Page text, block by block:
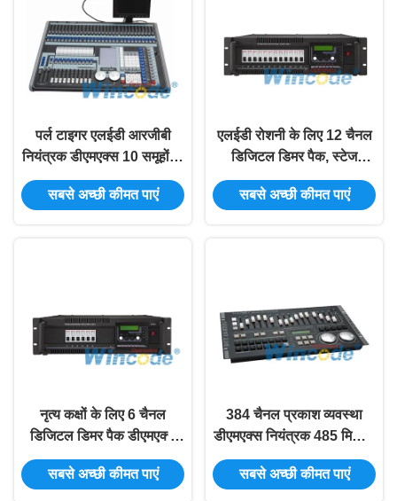
पर्ल टाइगर एलईडी आरजीबी
नियंत्रक डीएमएक्स 10 समूहों के
साथ प्लेबैक आसान संचालित करें
सबसे अच्छी कीमत पाएं
एलईडी रोशनी के लिए 12 चैनल
डिजिटल डिमर पैक, स्टेज
लाइटिंग डिमर पैक CE अनुमोदित
सबसे अच्छी कीमत पाएं
नृत्य कक्षों के लिए 6 चैनल
डिजिटल डिमर पैक डीएमएक्स
एलईडी प्रकाश व्यवस्था
नियंत्रक
सबसे अच्छी कीमत पाएं
384 चैनल प्रकाश व्यवस्था
डीएमएक्स नियंत्रक 485 मिमी X
267 मिमी X 85 मिमी पर्ल
नियंत्रक
सबसे अच्छी कीमत पाएं